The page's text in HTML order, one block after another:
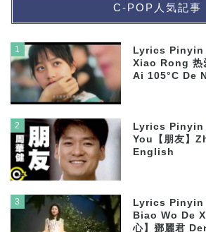
C-POP人気記事
1
Lyrics
Xiao Rong 热
Ai 105°C De
2
Lyrics Pinyin
You【朋友】
English
3
Lyrics Pinyin
Biao Wo De
心】鄧麗君